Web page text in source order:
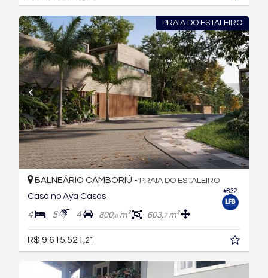
PRAIA DO ESTALEIRO
#832
BALNEÁRIO CAMBORIÚ - PRAIA DO ESTALEIRO
Casa no Aya Casas
4 5 4 800,0m² 603,7m²
R$ 9.615.521, 21